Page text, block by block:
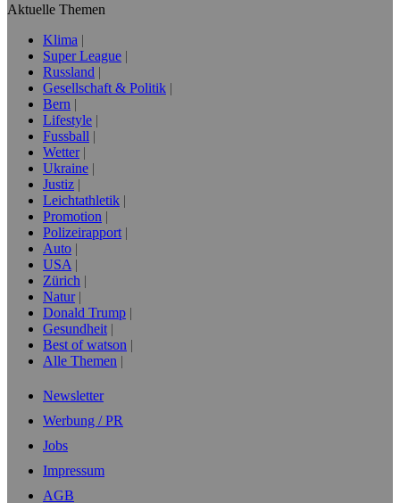
Aktuelle Themen
Klima
Super League
Russland
Gesellschaft & Politik
Bern
Lifestyle
Fussball
Wetter
Ukraine
Justiz
Leichtathletik
Promotion
Polizeirapport
Auto
USA
Zürich
Natur
Donald Trump
Gesundheit
Best of watson
Alle Themen
Newsletter
Werbung / PR
Jobs
Impressum
AGB